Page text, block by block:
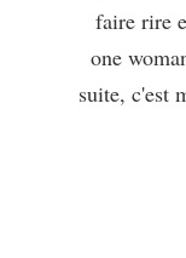
faire rire
one
suite, c'est